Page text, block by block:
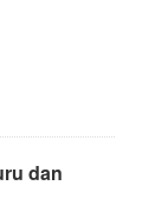
dan